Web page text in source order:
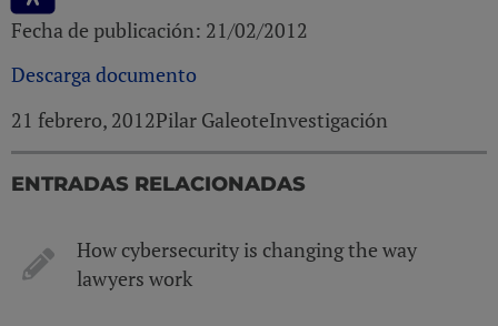
Fecha de publicación: 21/02/2012
Descarga documento
21 febrero, 2012Pilar GaleoteInvestigación
ENTRADAS RELACIONADAS
How cybersecurity is changing the way
lawyers work